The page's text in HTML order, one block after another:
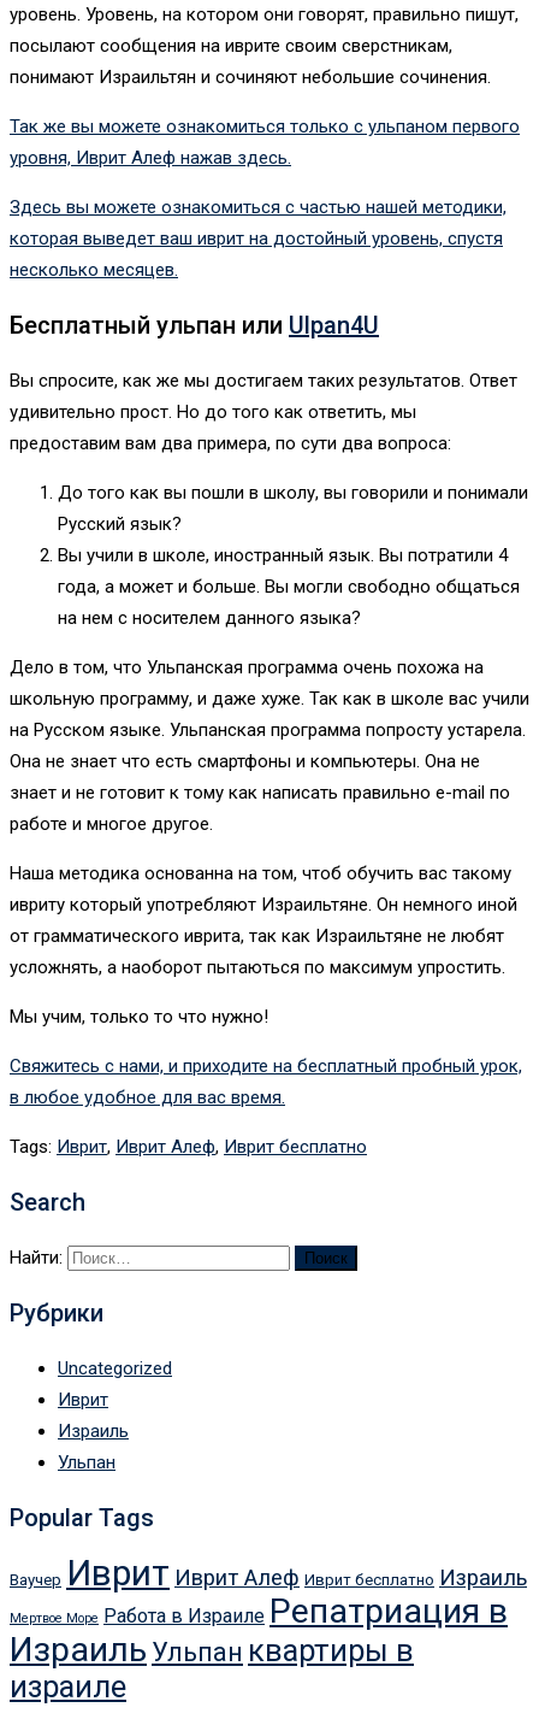
уровень. Уровень, на котором они говорят, правильно пишут,
посылают сообщения на иврите своим сверстникам,
понимают Израильтян и сочиняют небольшие сочинения.
Так же вы можете ознакомиться только с ульпаном первого
уровня, Иврит Алеф нажав здесь.
Здесь вы можете ознакомиться с частью нашей методики,
которая выведет ваш иврит на достойный уровень, спустя
несколько месяцев.
Бесплатный ульпан или Ulpan4U
Вы спросите, как же мы достигаем таких результатов. Ответ
удивительно прост. Но до того как ответить, мы
предоставим вам два примера, по сути два вопроса:
До того как вы пошли в школу, вы говорили и понимали
Русский язык?
Вы учили в школе, иностранный язык. Вы потратили 4
года, а может и больше. Вы могли свободно общаться
на нем с носителем данного языка?
Дело в том, что Ульпанская программа очень похожа на
школьную программу, и даже хуже. Так как в школе вас учили
на Русском языке. Ульпанская программа попросту устарела.
Она не знает что есть смартфоны и компьютеры. Она не
знает и не готовит к тому как написать правильно e-mail по
работе и многое другое.
Наша методика основанна на том, чтоб обучить вас такому
ивриту который употребляют Израильтяне. Он немного иной
от грамматического иврита, так как Израильтяне не любят
усложнять, а наоборот пытаються по максимум упростить.
Мы учим, только то что нужно!
Свяжитесь с нами, и приходите на бесплатный пробный урок,
в любое удобное для вас время.
Tags: Иврит, Иврит Алеф, Иврит бесплатно
Search
Найти:
Рубрики
Uncategorized
Иврит
Израиль
Ульпан
Popular Tags
Ваучер Иврит Иврит Алеф Иврит бесплатно Израиль
Мертвое Море Работа в Израиле Репатриация в
Израиль Ульпан квартиры в
израиле